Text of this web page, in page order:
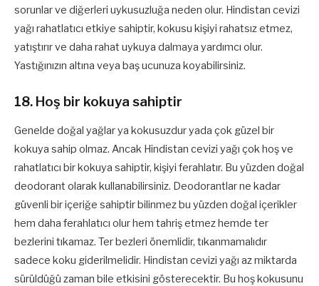
sorunlar ve diğerleri uykusuzluğa neden olur. Hindistan cevizi
yağı rahatlatıcı etkiye sahiptir, kokusu kişiyi rahatsız etmez,
yatıştırır ve daha rahat uykuya dalmaya yardımcı olur.
Yastığınızın altına veya baş ucunuza koyabilirsiniz.
18. Hoş bir kokuya sahiptir
Genelde doğal yağlar ya kokusuzdur yada çok güzel bir
kokuya sahip olmaz. Ancak Hindistan cevizi yağı çok hoş ve
rahatlatıcı bir kokuya sahiptir, kişiyi ferahlatır. Bu yüzden doğal
deodorant olarak kullanabilirsiniz. Deodorantlar ne kadar
güvenli bir içeriğe sahiptir bilinmez bu yüzden doğal içerikler
hem daha ferahlatıcı olur hem tahriş etmez hemde ter
bezlerini tıkamaz. Ter bezleri önemlidir, tıkanmamalıdır
sadece koku giderilmelidir. Hindistan cevizi yağı az miktarda
sürüldüğü zaman bile etkisini gösterecektir. Bu hoş kokusunu